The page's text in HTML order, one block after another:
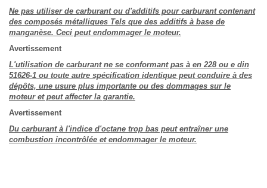
Ne pas utiliser de carburant ou d'additifs pour carburant contenant
des composés métalliques Tels que des additifs à base de
manganèse. Ceci peut endommager le moteur.
Avertissement
L'utilisation de carburant ne se conformant pas à en 228 ou e din
51626-1 ou toute autre spécification identique peut conduire à des
dépôts, une usure plus importante ou des dommages sur le
moteur et peut affecter la garantie.
Avertissement
Du carburant à l'indice d'octane trop bas peut entraîner une
combustion incontrôlée et endommager le moteur.